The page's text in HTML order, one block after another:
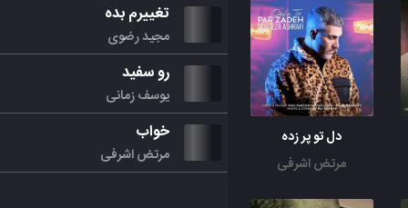
دل تو پر زده
مرتض اشرفی
تغییرم بده
مجید رضوی
رو سفید
یوسف زمانی
خواب
مرتض اشرفی